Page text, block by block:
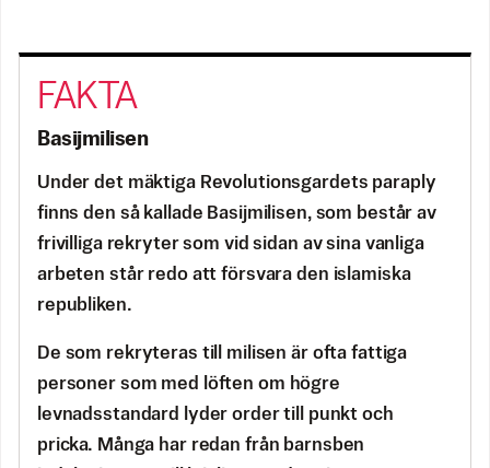
Basijmilisen
Under det mäktiga Revolutionsgardets paraply
finns den så kallade Basijmilisen, som består av
frivilliga rekryter som vid sidan av sina vanliga
arbeten står redo att försvara den islamiska
republiken.
De som rekryteras till milisen är ofta fattiga
personer som med löften om högre
levnadsstandard lyder order till punkt och
pricka. Många har redan från barnsben